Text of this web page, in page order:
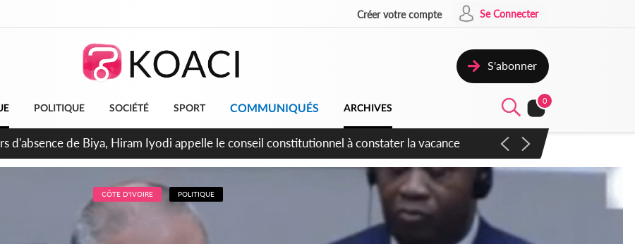
Créer votre compte Se Connecter
S'abonner
POLITIQUE SOCIÉTÉ SPORT COMMUNIQUÉS ARCHIVES
0
la pagaille au PDCI-RDA, Lessiehi bannit les mouvements sauvages
CÔTE D'IVOIRE POLITIQUE